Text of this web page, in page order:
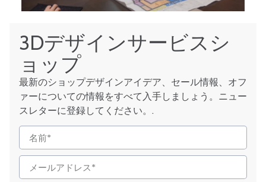
3Dデザインサービスシ
ョップ
最新のショップデザインアイデア、セール情報、オフ
ァーについての情報をすべて入手しましょう。ニュー
スレターに登録してください。.